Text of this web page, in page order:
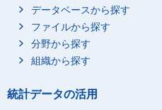
データベースから探す
ファイルから探す
分野から探す
組織から探す
統計データの活用